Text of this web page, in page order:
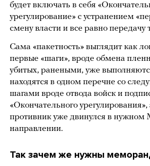
будет включать в себя
урегулирование» с устранением
смену власти и все равно передачу
Сама «пакетность» выглядит как
первые «шаги», вроде обмена
убитых, ранеными, уже
находятся в одном перечне со
шагами вроде отвода войск и
«Окончательного урегулирования»,
противник уже двинулся в нужном
направлении.
Так зачем же нужны